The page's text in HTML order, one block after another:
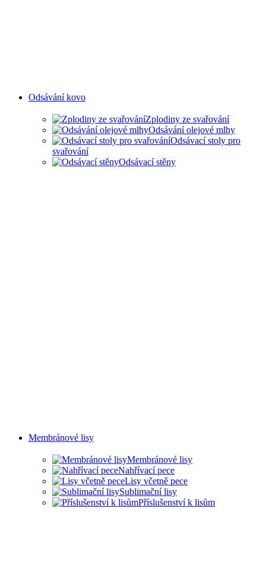
Odsávání kovo
Zplodiny ze svařování
Odsávání olejové mlhy
Odsávací stoly pro
svařování
Odsávací stěny
Membránové lisy
Membránové lisy
Nahřívací pece
Lisy včetně pece
Sublimační lisy
Příslušenství k lisům